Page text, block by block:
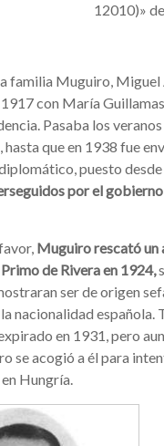
12010)»
familia Muguiro, Miguel
1917 con María
Pasaba los
hasta que en 1938 fue
puesto
por el
Muguiro rescató un
de Rivera en 1924,
ser de origen
nacionalidad española.
en 1931, pero
se acogió a él para
Hungría.